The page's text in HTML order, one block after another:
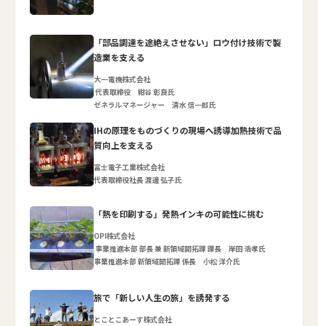
「部品調達を途絶えさせない」ロウ付け技術で製
造業を支える
大一電機株式会社
代表取締役 紺谷 彰良氏
ゼネラルマネージャー 清水 信一郎氏
IHの原理をものづくりの現場へ誘導加熱技術で品
質向上を支える
富士電子工業株式会社
代表取締役社長 渡邊 弘子氏
「熱を印刷する」発熱インキの可能性に挑む
OPI株式会社
事業推進本部 部長 兼 新領域開拓課 課長 岸田 浩孝氏
事業推進本部 新領域開拓課 係長 小松 洋介氏
旅で「新しい人生の旅」を誘発する
とことこあーす株式会社